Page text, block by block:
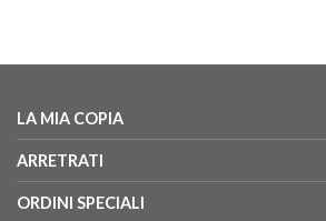
LA MIA COPIA
ARRETRATI
ORDINI SPECIALI